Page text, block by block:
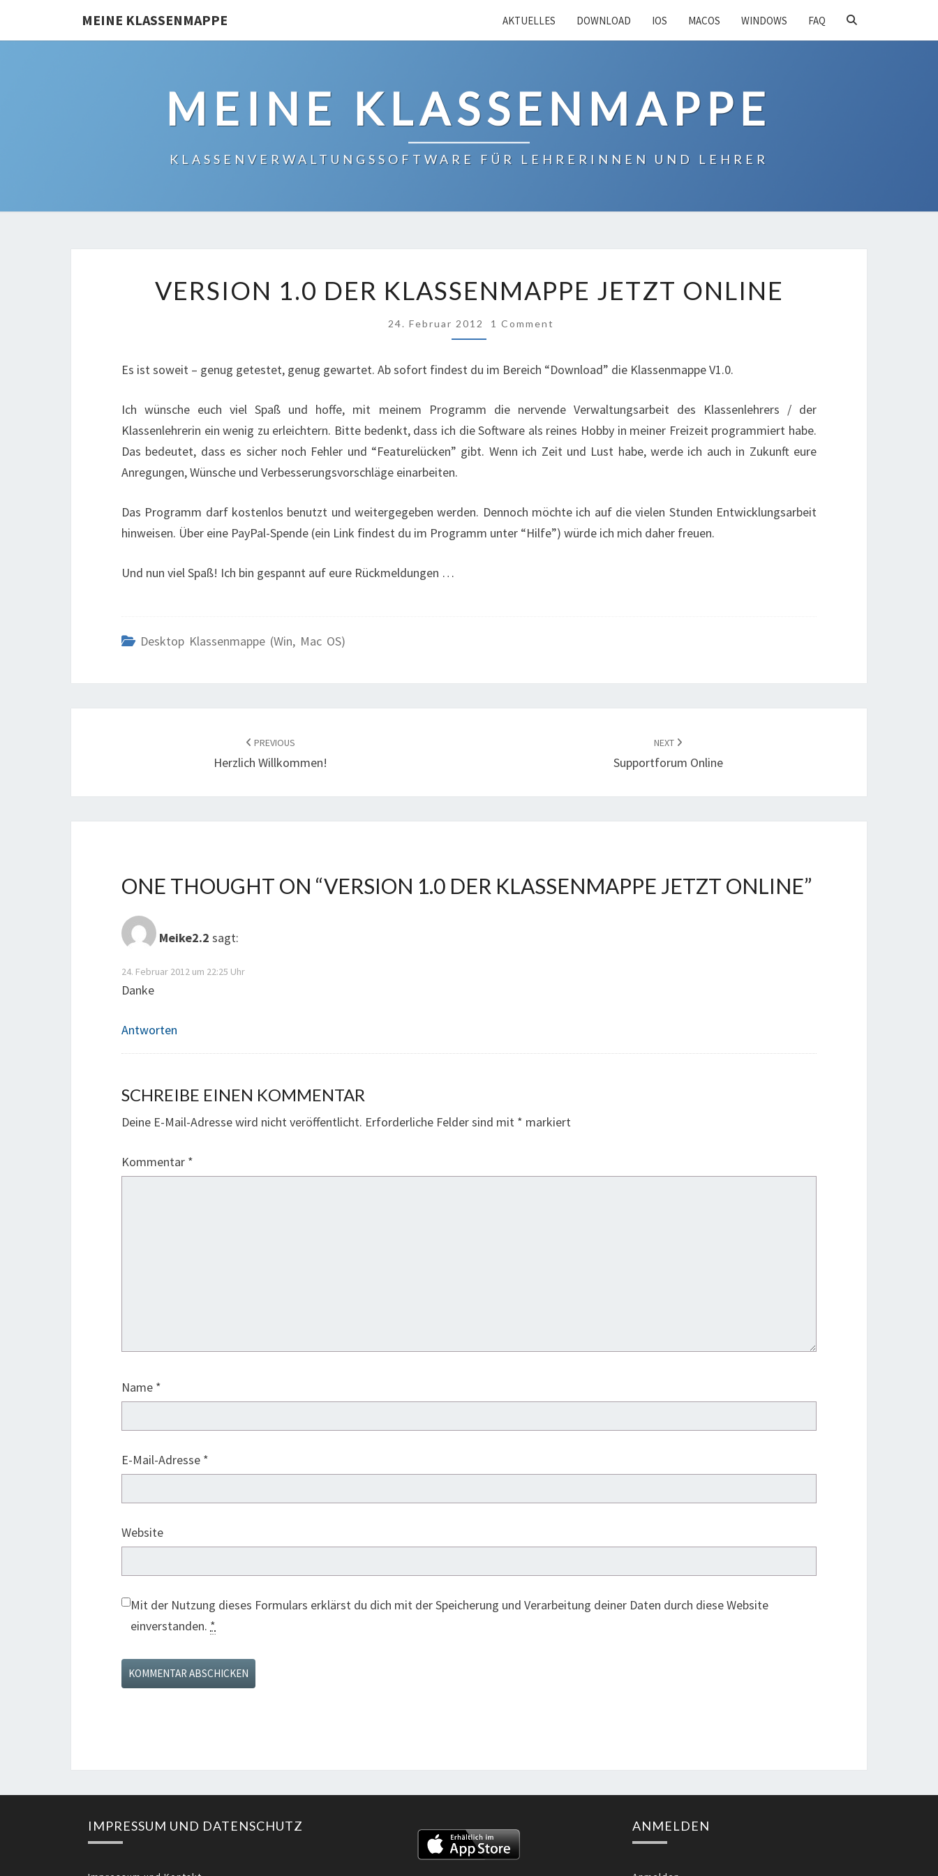
MEINE KLASSENMAPPE AKTUELLES DOWNLOAD IOS MACOS WINDOWS FAQ
SEARCH
MEINE KLASSENMAPPE
KLASSENVERWALTUNGSSOFTWARE FÜR LEHRERINNEN UND LEHRER
1.0
ONLINE
VERSION 1.0 DER KLASSENMAPPE JETZT ONLINE
24. Februar 2012 COMMENTS
1 Comment
Es ist soweit – genug getestet, genug gewartet. Ab sofort findest du im Bereich “Download” die Klassenmappe V1.0.
Ich wünsche euch viel Spaß und hoffe, mit meinem Programm die nervende Verwaltungsarbeit des Klassenlehrers / der
Klassenlehrerin ein wenig zu erleichtern. Bitte bedenkt, dass ich die Software als reines Hobby in meiner Freizeit programmiert habe.
Das bedeutet, dass es sicher noch Fehler und “Featurelücken” gibt. Wenn ich Zeit und Lust habe, werde ich auch in Zukunft eure
Anregungen, Wünsche und Verbesserungsvorschläge einarbeiten.
Das Programm darf kostenlos benutzt und weitergegeben werden. Dennoch möchte ich auf die vielen Stunden Entwicklungsarbeit
hinweisen. Über eine PayPal-Spende (ein Link findest du im Programm unter “Hilfe”) würde ich mich daher freuen.
Und nun viel Spaß! Ich bin gespannt auf eure Rückmeldungen …
Desktop Klassenmappe (Win, Mac OS)
PREVIOUS
Herzlich Willkommen!
NEXT
Supportforum Online
ONE THOUGHT ON “VERSION 1.0 DER KLASSENMAPPE JETZT ONLINE”
Meike2.2 sagt:
24. Februar 2012 um 22:25 Uhr
Danke
Antworten
SCHREIBE EINEN KOMMENTAR
Deine E-Mail-Adresse wird nicht veröffentlicht. Erforderliche Felder sind mit * markiert
Kommentar *
Name *
E-Mail-Adresse *
Website
Mit der Nutzung dieses Formulars erklärst du dich mit der Speicherung und Verarbeitung deiner Daten durch diese Website
einverstanden. *
IMPRESSUM UND DATENSCHUTZ ANMELDEN